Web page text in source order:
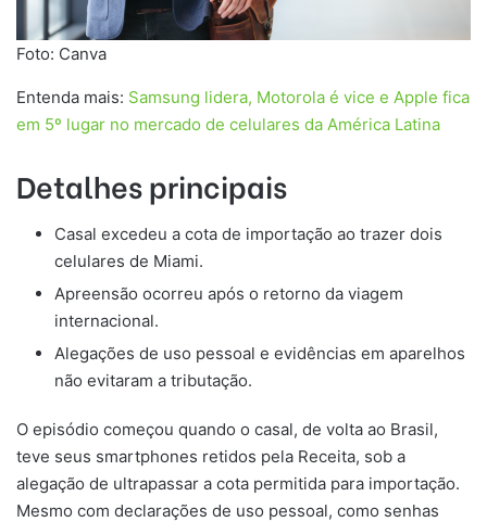
Foto: Canva
Entenda mais: Samsung lidera, Motorola é vice e Apple fica
em 5º lugar no mercado de celulares da América Latina
Detalhes principais
Casal excedeu a cota de importação ao trazer dois
celulares de Miami.
Apreensão ocorreu após o retorno da viagem
internacional.
Alegações de uso pessoal e evidências em aparelhos
não evitaram a tributação.
O episódio começou quando o casal, de volta ao Brasil,
teve seus smartphones retidos pela Receita, sob a
alegação de ultrapassar a cota permitida para importação.
Mesmo com declarações de uso pessoal, como senhas